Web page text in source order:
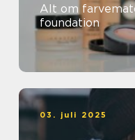
Alt om
foundation
03. juli 2025